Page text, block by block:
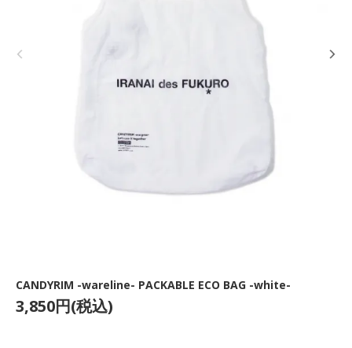
CANDYRIM -wareline- PACKABLE ECO BAG -white-
3,850円(税込)